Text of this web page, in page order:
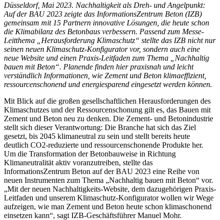
Düsseldorf, Mai 2023. Nachhaltigkeit als Dreh- und Angelpunkt:
Auf der BAU 2023 zeigte das InformationsZentrum Beton (IZB)
gemeinsam mit 15 Partnern innovative Lösungen, die heute schon
die Klimabilanz des Betonbaus verbessern. Passend zum Messe-
Leitthema „Herausforderung Klimaschutz“ stellte das IZB nicht nur
seinen neuen Klimaschutz-Konfigurator vor, sondern auch eine
neue Website und einen Praxis-Leitfaden zum Thema „Nachhaltig
bauen mit Beton“. Planende finden hier praxisnah und leicht
verständlich Informationen, wie Zement und Beton klimaeffizient,
ressourcenschonend und energiesparend eingesetzt werden können.
Mit Blick auf die großen gesellschaftlichen Herausforderungen des
Klimaschutzes und der Ressourcenschonung gilt es, das Bauen mit
Zement und Beton neu zu denken. Die Zement- und Betonindustrie
stellt sich dieser Verantwortung: Die Branche hat sich das Ziel
gesetzt, bis 2045 klimaneutral zu sein und stellt bereits heute
deutlich CO2-reduzierte und ressourcenschonende Produkte her.
Um die Transformation der Betonbauweise in Richtung
Klimaneutralität aktiv voranzutreiben, stellte das
InformationsZentrum Beton auf der BAU 2023 eine Reihe von
neuen Instrumenten zum Thema „Nachhaltig bauen mit Beton“ vor.
„Mit der neuen Nachhaltigkeits-Website, dem dazugehörigen Praxis-
Leitfaden und unserem Klimaschutz-Konfigurator wollen wir Wege
aufzeigen, wie man Zement und Beton heute schon klimaschonend
einsetzen kann“, sagt IZB-Geschäftsführer Manuel Mohr.